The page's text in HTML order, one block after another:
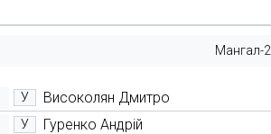
Мангал-2
У Високолян Дмитро
У Гуренко Андрій